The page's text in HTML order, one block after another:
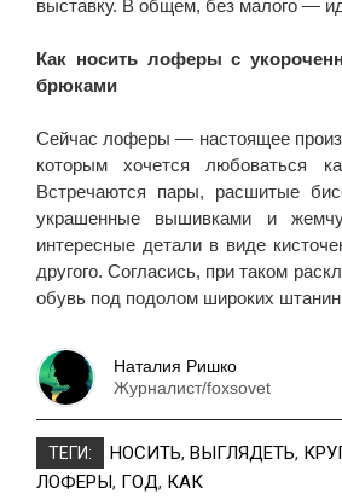
выставку. В общем, без малого —
Как носить лоферы с
брюками
Сейчас лоферы — настоящее
которым хочется любоваться
Встречаются пары, расшитые
украшенные вышивками и
интересные детали в виде
другого. Согласись, при таком
обувь под подолом широких
Наталия Ришко
Журналист/foxsovet
ТЕГИ: НОСИТЬ, ВЫГЛЯДЕТЬ,
ЛОФЕРЫ, ГОД, КАК